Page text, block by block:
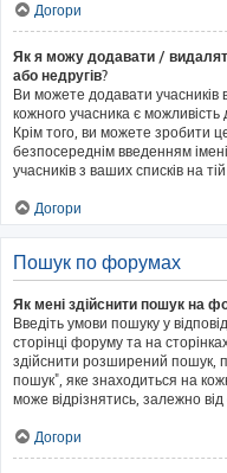
Догори
Як я можу додавати /
або недругів?
Ви можете додавати учасників
кожного учасника є можливість
Крім того, ви можете зробити
безпосереднім введенням
учасників з ваших списків на
Догори
Пошук по форумах
Як мені здійснити пошук на
Введіть умови пошуку у
сторінці форуму та на
здійснити розширений
пошук", яке знаходиться на
може відрізнятись, залежно
Догори